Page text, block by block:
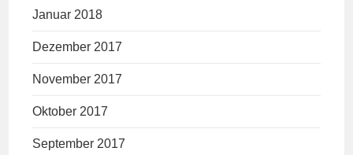
Januar 2018
Dezember 2017
November 2017
Oktober 2017
September 2017